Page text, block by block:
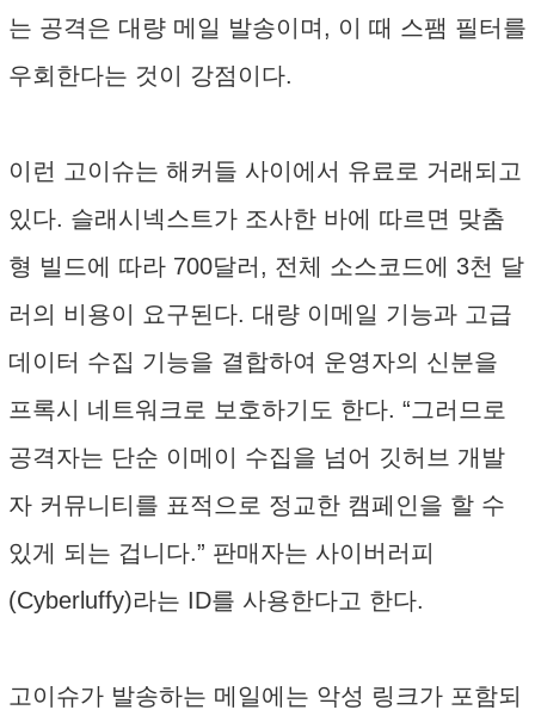
는 공격은 대량 메일 발송이며, 이 때 스팸 필터를
우회한다는 것이 강점이다.
이런 고이슈는 해커들 사이에서 유료로 거래되고
있다. 슬래시넥스트가 조사한 바에 따르면 맞춤
형 빌드에 따라 700달러, 전체 소스코드에 3천 달
러의 비용이 요구된다. 대량 이메일 기능과 고급
데이터 수집 기능을 결합하여 운영자의 신분을
프록시 네트워크로 보호하기도 한다. “그러므로
공격자는 단순 이메이 수집을 넘어 깃허브 개발
자 커뮤니티를 표적으로 정교한 캠페인을 할 수
있게 되는 겁니다.” 판매자는 사이버러피
(Cyberluffy)라는 ID를 사용한다고 한다.
고이슈가 발송하는 메일에는 악성 링크가 포함되